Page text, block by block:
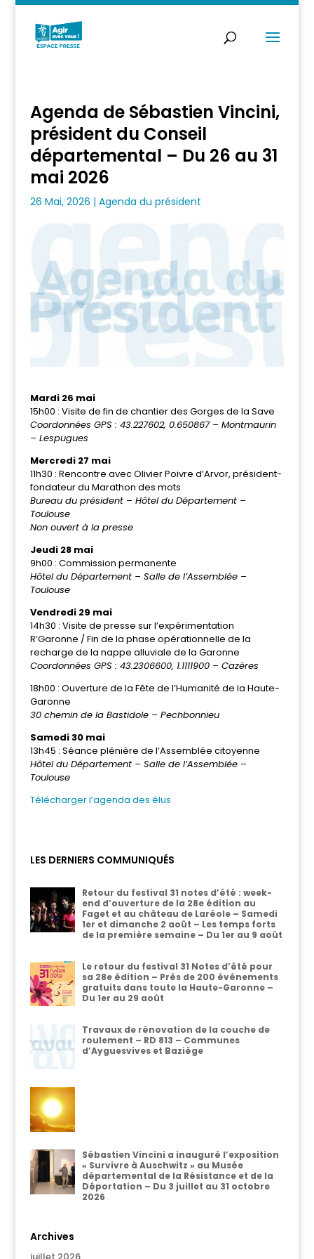
Agenda de Sébastien Vincini,
président du Conseil
départemental – Du 26 au 31
mai 2026
26 Mai, 2026 | Agenda du président
Mardi 26 mai
15h00 : Visite de fin de chantier des Gorges de la Save
Coordonnées GPS : 43.227602, 0.650867 – Montmaurin
– Lespugues
Mercredi 27 mai
11h30 : Rencontre avec Olivier Poivre d’Arvor, président-
fondateur du Marathon des mots
Bureau du président – Hôtel du Département –
Toulouse
Non ouvert à la presse
Jeudi 28 mai
9h00 : Commission permanente
Hôtel du Département – Salle de l’Assemblée –
Toulouse
Vendredi 29 mai
14h30 : Visite de presse sur l’expérimentation
R’Garonne / Fin de la phase opérationnelle de la
recharge de la nappe alluviale de la Garonne
Coordonnées GPS : 43.2306600, 1.1111900 – Cazères
18h00 : Ouverture de la Fête de l’Humanité de la Haute-
Garonne
30 chemin de la Bastidole – Pechbonnieu
Samedi 30 mai
13h45 : Séance plénière de l’Assemblée citoyenne
Hôtel du Département – Salle de l’Assemblée –
Toulouse
Télécharger l’agenda des élus
LES DERNIERS COMMUNIQUÉS
Retour du festival 31 notes d’été : week-
end d’ouverture de la 28e édition au
Faget et au château de Laréole – Samedi
1er et dimanche 2 août – Les temps forts
de la première semaine – Du 1er au 9 août
Le retour du festival 31 Notes d’été pour
sa 28e édition – Près de 200 événements
gratuits dans toute la Haute-Garonne –
Du 1er au 29 août
Travaux de rénovation de la couche de
roulement – RD 813 – Communes
d’Ayguesvives et Baziège
Sébastien Vincini a inauguré l’exposition
« Survivre à Auschwitz » au Musée
départemental de la Résistance et de la
Déportation – Du 3 juillet au 31 octobre
2026
Archives